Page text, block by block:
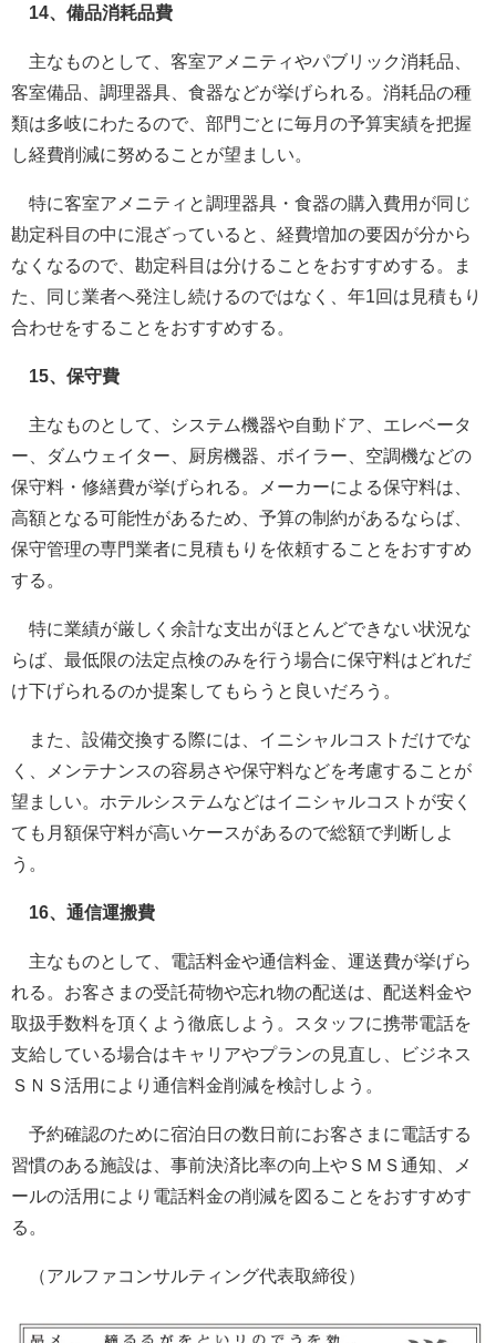
14、備品消耗品費
主なものとして、客室アメニティやパブリック消耗品、
客室備品、調理器具、食器などが挙げられる。消耗品の種
類は多岐にわたるので、部門ごとに毎月の予算実績を把握
し経費削減に努めることが望ましい。
特に客室アメニティと調理器具・食器の購入費用が同じ
勘定科目の中に混ざっていると、経費増加の要因が分から
なくなるので、勘定科目は分けることをおすすめする。ま
た、同じ業者へ発注し続けるのではなく、年1回は見積もり
合わせをすることをおすすめする。
15、保守費
主なものとして、システム機器や自動ドア、エレベータ
ー、ダムウェイター、厨房機器、ボイラー、空調機などの
保守料・修繕費が挙げられる。メーカーによる保守料は、
高額となる可能性があるため、予算の制約があるならば、
保守管理の専門業者に見積もりを依頼することをおすすめ
する。
特に業績が厳しく余計な支出がほとんどできない状況な
らば、最低限の法定点検のみを行う場合に保守料はどれだ
け下げられるのか提案してもらうと良いだろう。
また、設備交換する際には、イニシャルコストだけでな
く、メンテナンスの容易さや保守料などを考慮することが
望ましい。ホテルシステムなどはイニシャルコストが安く
ても月額保守料が高いケースがあるので総額で判断しよ
う。
16、通信運搬費
主なものとして、電話料金や通信料金、運送費が挙げら
れる。お客さまの受託荷物や忘れ物の配送は、配送料金や
取扱手数料を頂くよう徹底しよう。スタッフに携帯電話を
支給している場合はキャリアやプランの見直し、ビジネス
ＳＮＳ活用により通信料金削減を検討しよう。
予約確認のために宿泊日の数日前にお客さまに電話する
習慣のある施設は、事前決済比率の向上やＳＭＳ通知、メ
ールの活用により電話料金の削減を図ることをおすすめす
る。
（アルファコンサルティング代表取締役）